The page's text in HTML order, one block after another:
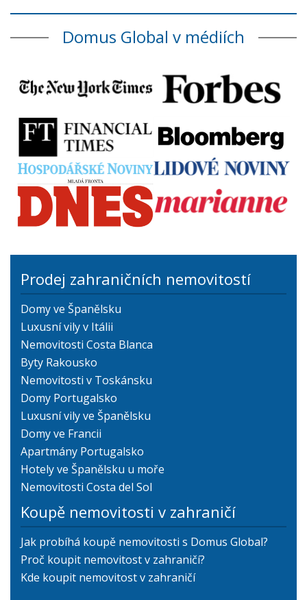
Domus Global v médiích
Prodej zahraničních nemovitostí
Domy ve Španělsku
Luxusní vily v Itálii
Nemovitosti Costa Blanca
Byty Rakousko
Nemovitosti v Toskánsku
Domy Portugalsko
Luxusní vily ve Španělsku
Domy ve Francii
Apartmány Portugalsko
Hotely ve Španělsku u moře
Nemovitosti Costa del Sol
Koupě nemovitosti v zahraničí
Jak probíhá koupě nemovitosti s Domus Global?
Proč koupit nemovitost v zahraničí?
Kde koupit nemovitost v zahraničí